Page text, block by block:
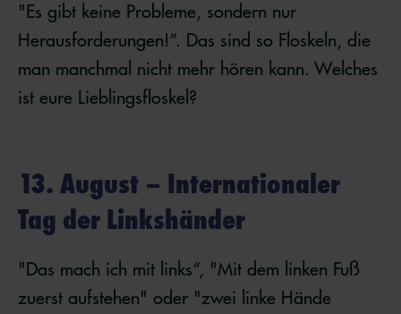
"Es gibt keine Probleme, sondern nur
Herausforderungen!“. Das sind so Floskeln, die
man manchmal nicht mehr hören kann. Welches
ist eure Lieblingsfloskel?
13. August – Internationaler
Tag der Linkshänder
"Das mach ich mit links“, "Mit dem linken Fuß
zuerst aufstehen" oder "zwei linke Hände